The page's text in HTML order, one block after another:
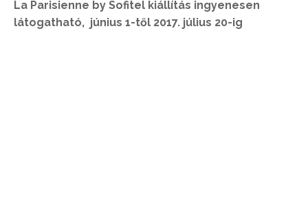
La Parisienne by Sofitel kiállítás ingyenesen
látogatható, június 1-től 2017. július 20-ig